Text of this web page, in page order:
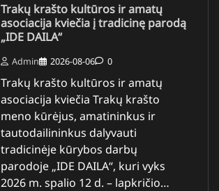
Trakų krašto kultūros ir amatų
asociacija kviečia į tradicinę parodą
„IDE DAILA“
Admin 2026-08-06 0
Trakų krašto kultūros ir amatų
asociacija kviečia Trakų krašto
meno kūrėjus, amatininkus ir
tautodailininkus dalyvauti
tradicinėje kūrybos darbų
parodoje „IDE DAILA“, kuri vyks
2026 m. spalio 12 d. – lapkričio…